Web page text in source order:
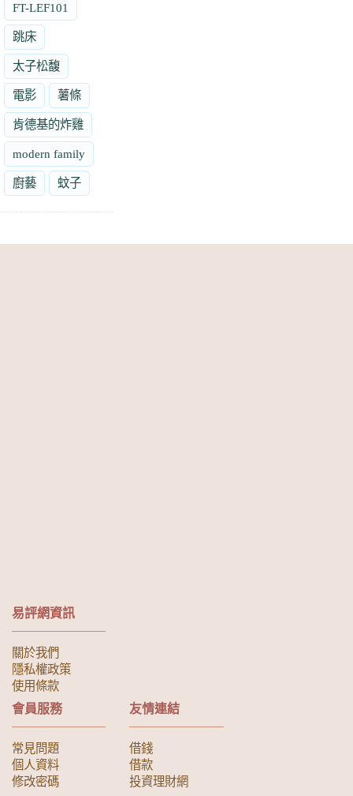
FT-LEF101
跳床
太子松馥
電影 薯條
肯德基的炸雞
modern family
廚藝 蚊子
易評網資訊
關於我們
隱私權政策
使用條款
會員服務
常見問題
個人資料
修改密碼
友情連結
借錢
借款
投資理財網